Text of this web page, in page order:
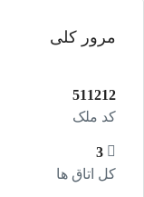
مرور کلی
511212
کد ملک
3
کل اتاق ها